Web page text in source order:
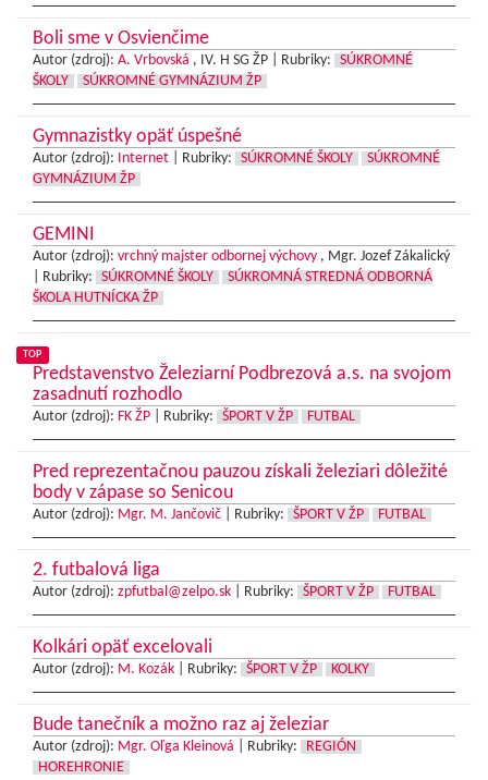
Boli sme v Osvienčime
Autor (zdroj): A. Vrbovská , IV. H SG ŽP | Rubriky:
SÚKROMNÉ
ŠKOLY
SÚKROMNÉ GYMNÁZIUM ŽP
Gymnazistky opäť úspešné
Autor (zdroj): Internet Rubriky: SÚKROMNÉ ŠKOLY
SÚKROMNÉ
GYMNÁZIUM ŽP
GEMINI
Autor (zdroj): vrchný majster odbornej výchovy , Mgr. Jozef Zákalický
Rubriky: SÚKROMNÉ ŠKOLY
SÚKROMNÁ STREDNÁ ODBORNÁ
ŠKOLA HUTNÍCKA ŽP
TOP
Predstavenstvo Železiarní Podbrezová a.s. na svojom
zasadnutí rozhodlo
Autor (zdroj): FK ŽP Rubriky: ŠPORT V ŽP FUTBAL
Pred reprezentačnou pauzou získali železiari dôležité
body v zápase so Senicou
Autor (zdroj): Mgr. M. Jančovič Rubriky: ŠPORT V ŽP FUTBAL
2. futbalová liga
Autor (zdroj): zpfutbal@zelpo.sk Rubriky: ŠPORT V ŽP FUTBAL
Kolkári opäť excelovali
Autor (zdroj): M. Kozák Rubriky: ŠPORT V ŽP KOLKY
Bude tanečník a možno raz aj železiar
Autor (zdroj): Mgr. Oľga Kleinová Rubriky:
REGIÓN
HOREHRONIE